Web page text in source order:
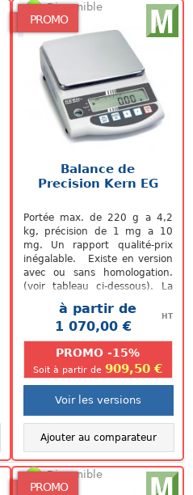
PROMO
Disponible
Balance de
Precision Kern EG
Portée max. de 220 g a 4,2
kg, précision de 1 mg a 10
mg. Un rapport qualité-prix
inégalable. Existe en version
avec ou sans homologation.
(voir tableau ci-dessous). La
balance vous sera livrée...
à partir de
1 070,00 €
HT
PROMO -15%
Soit à partir de909,50 €
Voir les versions
Ajouter au comparateur
PROMO
Disponible